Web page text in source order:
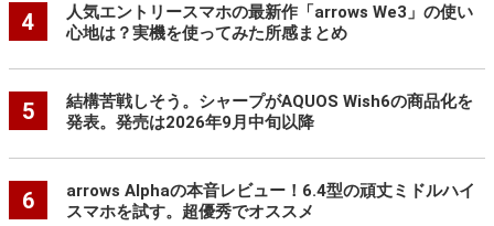
4
人気エントリースマホの最新作「arrows We3」の使い
心地は？実機を使ってみた所感まとめ
5
結構苦戦しそう。シャープがAQUOS Wish6の商品化を
発表。発売は2026年9月中旬以降
6
arrows Alphaの本音レビュー！6.4型の頑丈ミドルハイ
スマホを試す。超優秀でオススメ